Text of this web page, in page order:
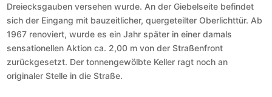
Dreiecksgauben versehen wurde. An der Giebelseite befindet
sich der Eingang mit bauzeitlicher, quergeteilter Oberlichttür. Ab
1967 renoviert, wurde es ein Jahr später in einer damals
sensationellen Aktion ca. 2,00 m von der Straßenfront
zurückgesetzt. Der tonnengewölbte Keller ragt noch an
originaler Stelle in die Straße.